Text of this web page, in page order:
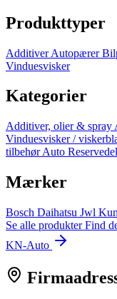
Produkttyper
AdditiverAutopærer
Vinduesvisker
Kategorier
Additiver, olier & spray
Vinduesvisker /
tilbehørAuto
Mærker
Bosch Daihatsu Jwl
Se alle produkterFind
KN-Auto